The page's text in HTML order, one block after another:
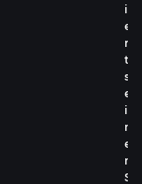
i
e
r
t
s
e
i
n
e
n
S